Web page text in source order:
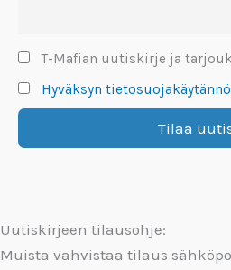
T-Mafian uutiskirje ja
Hyväksyn
Uutiskirjeen tilausohje:
Muista vahvistaa tilaus